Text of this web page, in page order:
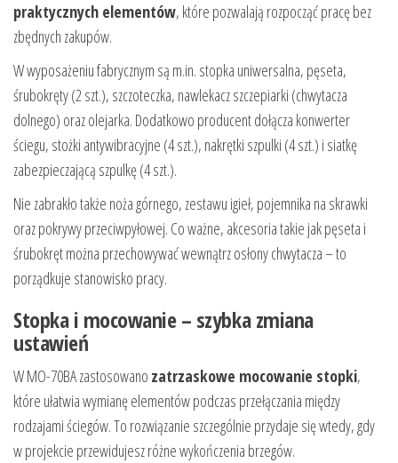
praktycznych elementów, które pozwalają rozpocząć pracę bez
zbędnych zakupów.
W wyposażeniu fabrycznym są m.in. stopka uniwersalna, pęseta,
śrubokręty (2 szt.), szczoteczka, nawlekacz szczepiarki (chwytacza
dolnego) oraz olejarka. Dodatkowo producent dołącza konwerter
ściegu, stożki antywibracyjne (4 szt.), nakrętki szpulki (4 szt.) i siatkę
zabezpieczającą szpulkę (4 szt.).
Nie zabrakło także noża górnego, zestawu igieł, pojemnika na skrawki
oraz pokrywy przeciwpyłowej. Co ważne, akcesoria takie jak pęseta i
śrubokręt można przechowywać wewnątrz osłony chwytacza – to
porządkuje stanowisko pracy.
Stopka i mocowanie – szybka zmiana
ustawień
W MO-70BA zastosowano zatrzaskowe mocowanie stopki,
które ułatwia wymianę elementów podczas przełączania między
rodzajami ściegów. To rozwiązanie szczególnie przydaje się wtedy, gdy
w projekcie przewidujesz różne wykończenia brzegów.